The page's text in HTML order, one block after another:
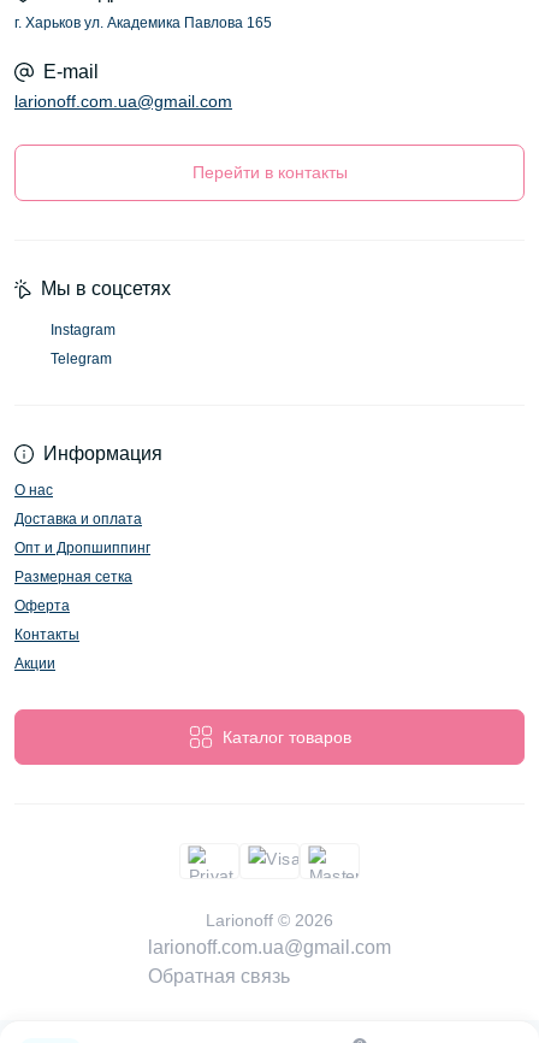
г. Харьков ул. Академика Павлова 165
E-mail
larionoff.com.ua@gmail.com
Перейти в контакты
Информация
О нас
Доставка и оплата
Опт и Дропшиппинг
Размерная сетка
Оферта
Контакты
Акции
Каталог товаров
Мы в соцсетях
Instagram
Telegram
Larionoff © 2026
larionoff.com.ua@gmail.com
Обратная связь